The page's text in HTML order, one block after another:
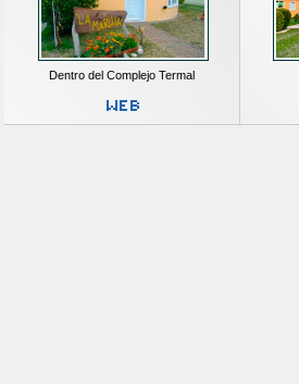
Dentro del Complejo Termal